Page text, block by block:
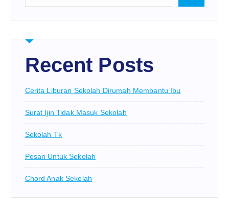
Recent Posts
Cerita Liburan Sekolah Dirumah Membantu Ibu
Surat Ijin Tidak Masuk Sekolah
Sekolah Tk
Pesan Untuk Sekolah
Chord Anak Sekolah